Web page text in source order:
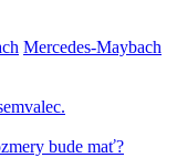
Mercedes-Maybach
bude mať?